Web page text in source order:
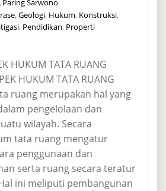
Paring Sarwono
,Geologi, Hukum, Konstruksi,
, Pendidikan, Properti
HUKUM TATA RUANG
HUKUM TATA RUANG
ruang merupakan hal yang
pengelolaan dan
wilayah. Secara
tata ruang mengatur
penggunaan dan
serta ruang secara teratur
ini meliputi pembangunan